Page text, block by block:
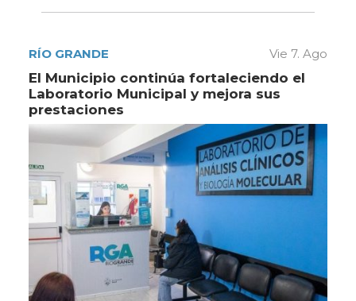
RÍO GRANDE Vie 7. Ago
El Municipio continúa fortaleciendo el
Laboratorio Municipal y mejora sus
prestaciones